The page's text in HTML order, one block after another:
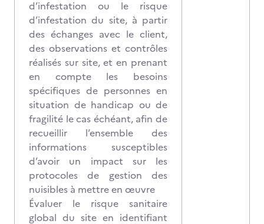
d’infestation ou le risque
d’infestation du site, à partir
des échanges avec le client,
des observations et contrôles
réalisés sur site, et en prenant
en compte les besoins
spécifiques de personnes en
situation de handicap ou de
fragilité le cas échéant, afin de
recueillir l’ensemble des
informations susceptibles
d’avoir un impact sur les
protocoles de gestion des
nuisibles à mettre en œuvre
Évaluer le risque sanitaire
global du site en identifiant